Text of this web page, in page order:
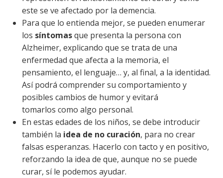
este se ve afectado por la demencia.
Para que lo entienda mejor, se pueden enumerar
los síntomasque presenta la persona con
Alzheimer, explicando que se trata de una
enfermedad que afecta a la memoria, el
pensamiento, el lenguaje… y, al final, a la identidad.
Así podrá comprender su comportamiento y
posibles cambios de humor y evitará
tomarlos como algo personal.
En estas edades de los niños, se debe introducir
también la idea de no curación, para no crear
falsas esperanzas. Hacerlo con tacto y en positivo,
reforzando la idea de que, aunque no se puede
curar, sí le podemos ayudar.